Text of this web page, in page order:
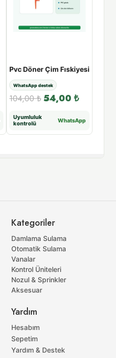
Pvc Döner Çim Fıskiyesi
WhatsApp destek
104,00₺ 54,00 ₺
Uyumluluk
kontrolü
WhatsApp
Kategoriler
Damlama Sulama
Otomatik Sulama
Vanalar
Kontrol Üniteleri
Nozul & Sprinkler
Aksesuar
Yardım
Hesabım
Sepetim
Yardım & Destek